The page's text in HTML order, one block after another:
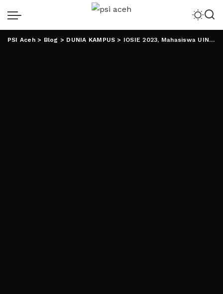
PSI Aceh> Blog > DUNIA KAMPUS > IOSIE 2023, Mahasiswa UIN RIL Ukir Prestasi